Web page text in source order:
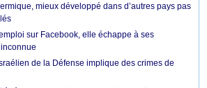
mieux développé dans d’autres pays pas
sur Facebook, elle échappe à ses
de la Défense implique des crimes de